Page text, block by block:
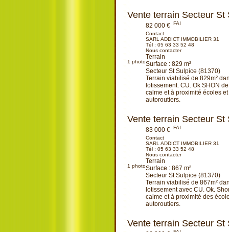
Vente terrain Secteur St
1 photo
82 000 € FAI
Contact
SARL ADDICT IMMOBILIER 31
Tél : 05 63 33 52 48
Nous contacter
Terrain
Surface : 829 m²
Secteur St Sulpice (81370)
Terrain viabilisé de 829m²
lotissement. CU. Ok SHON
calme et à proximité écoles
autoroutiers.
Vente terrain Secteur St
1 photo
83 000 € FAI
Contact
SARL ADDICT IMMOBILIER 31
Tél : 05 63 33 52 48
Nous contacter
Terrain
Surface : 867 m²
Secteur St Sulpice (81370)
Terrain viabilisé de 867m²
lotissement avec CU. Ok.
calme et à proximité des
autoroutiers.
Vente terrain Secteur St